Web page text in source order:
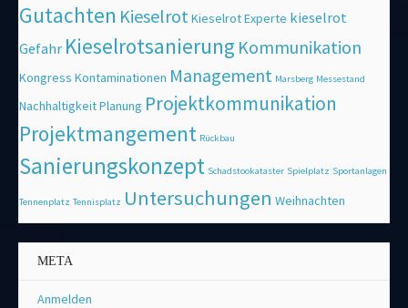
Gutachten Kieselrot Kieselrot Experte kieselrot
Gefahr Kieselrotsanierung Kommunikation
Kongress Kontaminationen Management Marsberg Messestand
NachhaltigkeitPlanung Projektkommunikation
Projektmangement Rückbau
Sanierungskonzept Schadstookataster Spielplatz Sportanlagen
Tennenplatz Tennisplatz Untersuchungen Weihnachten
META
Anmelden